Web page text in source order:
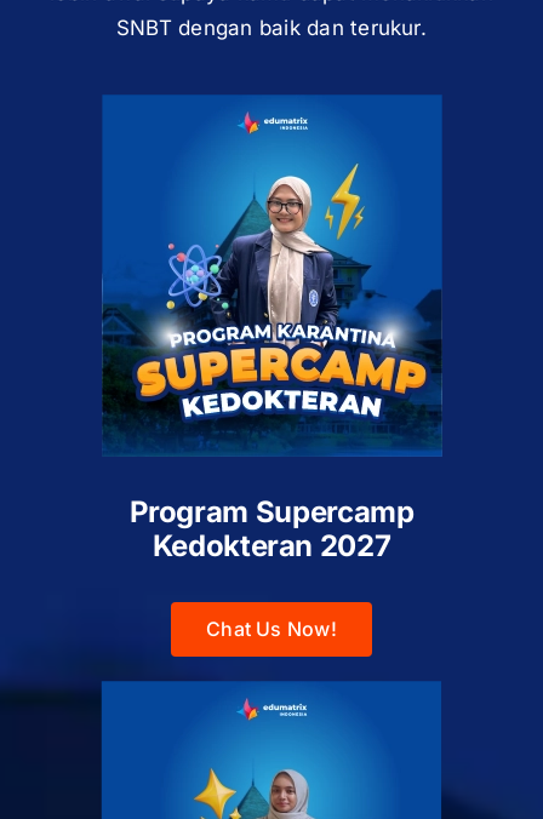
SNBT dengan baik dan terukur.
Program Supercamp
Kedokteran 2027
Chat Us Now!